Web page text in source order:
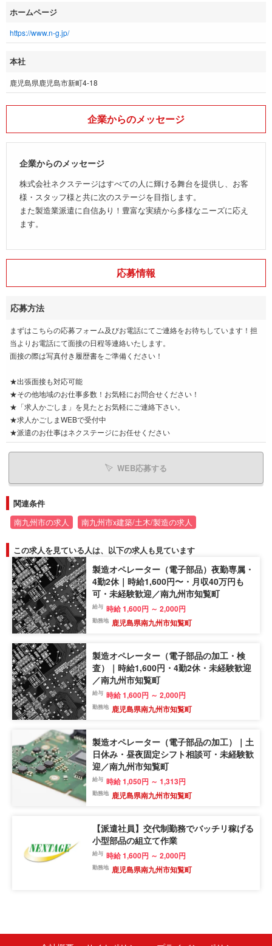
ホームページ
https://www.n-g.jp/
本社
鹿児島県鹿児島市新町4-18
企業からのメッセージ
企業からのメッセージ
株式会社ネクステージはすべての人に輝ける舞台を提供し、お客
様・スタッフ様と共に次のステージを目指します。
また製造業派遣に自信あり！豊富な実績から多様なニーズに応え
ます。
応募情報
応募方法
まずはこちらの応募フォーム及びお電話にてご連絡をお待ちしています！担
当よりお電話にて面接の日程等連絡いたします。
面接の際は写真付き履歴書をご準備ください！
★出張面接も対応可能
★その他地域のお仕事多数！お気軽にお問合せください！
★「求人かごしま」を見たとお気軽にご連絡下さい。
★求人かごしまWEBで受付中
★派遣のお仕事はネクステージにお任せください
WEB応募する
関連条件
南九州市の求人 南九州市x建築/土木/製造の求人
この求人を見ている人は、以下の求人も見ています
製造オペレーター（電子部品）夜勤専属・
4勤2休｜時給1,600円〜・月収40万円も
可・未経験歓迎／南九州市知覧町
給与 時給 1,600円 ～ 2,000円
勤務地 鹿児島県南九州市知覧町
製造オペレーター（電子部品の加工・検
査）｜時給1,600円・4勤2休・未経験歓迎
／南九州市知覧町
給与 時給 1,600円 ～ 2,000円
勤務地 鹿児島県南九州市知覧町
製造オペレーター（電子部品の加工）｜土
日休み・昼夜固定シフト相談可・未経験歓
迎／南九州市知覧町
給与 時給 1,050円 ～ 1,313円
勤務地 鹿児島県南九州市知覧町
【派遣社員】交代制勤務でバッチリ稼げる
小型部品の組立て作業
給与 時給 1,600円 ～ 2,000円
勤務地 鹿児島県南九州市知覧町